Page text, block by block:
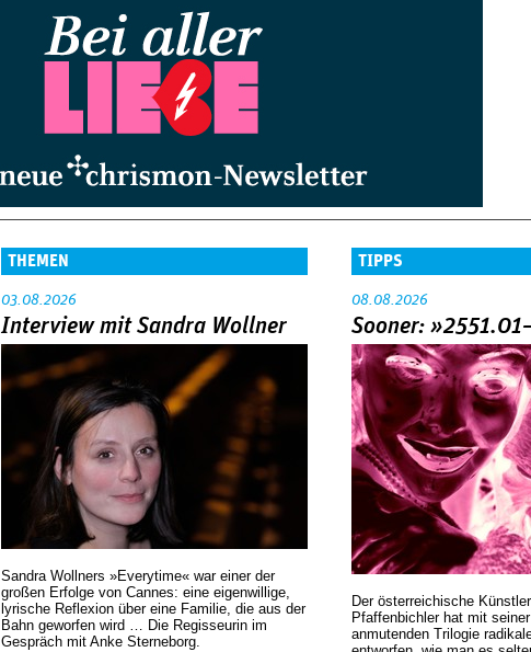
THEMEN
03.08.2026
Interview mit Sandra Wollner
Sandra Wollners »Everytime« war einer der
großen Erfolge von Cannes: eine eigenwillige,
lyrische Reflexion über eine ­Familie, die aus der
Bahn geworfen wird … Die Regisseurin im
Gespräch mit Anke Sterneborg.
TIPPS
08.08.2026
Sooner:
Der österreichische
Pfaffenbichler hat mit
anmutenden Trilogie